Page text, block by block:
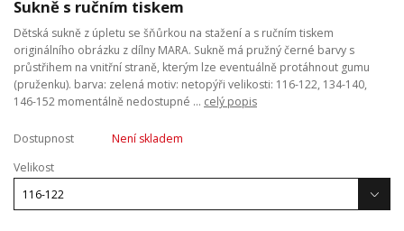
Sukně s ručním tiskem
Dětská sukně z úpletu se šňůrkou na stažení a s ručním tiskem
originálního obrázku z dílny MARA. Sukně má pružný černé barvy s
průstřihem na vnitřní straně, kterým lze eventuálně protáhnout gumu
(pruženku). barva: zelená motiv: netopýři velikosti: 116-122, 134-140,
146-152 momentálně nedostupné ... celý popis
Dostupnost
Není skladem
Velikost